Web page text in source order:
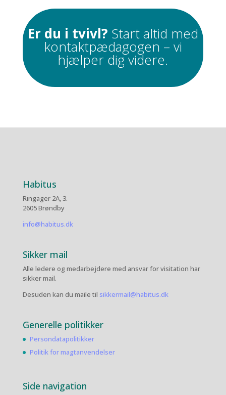
Er du i tvivl? Start altid med
kontaktpædagogen – vi
hjælper dig videre.
Habitus
Ringager 2A, 3.
2605 Brøndby
info@habitus.dk
Sikker mail
Alle ledere og medarbejdere med ansvar for visitation har
sikker mail.
Desuden kan du maile til sikkermail@habitus.dk
Generelle politikker
Persondatapolitikker
Politik for magtanvendelser
Side navigation